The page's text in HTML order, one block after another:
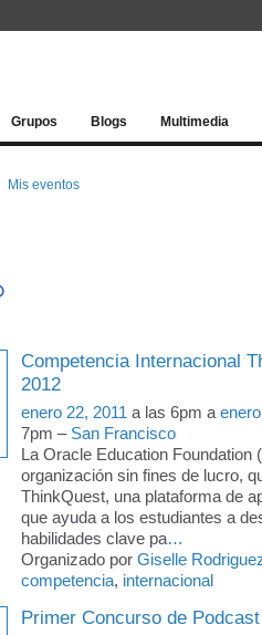
Grupos Blogs Multimedia
Mis eventos
Competencia Internacional
2012
enero 22, 2011 a las 6pm a
7pm – San Francisco
La Oracle Education Foundation
organización sin fines de lucro,
ThinkQuest, una plataforma de
que ayuda a los estudiantes a
habilidades clave pa…
Organizado por Giselle
competencia, internacional
Primer Concurso de